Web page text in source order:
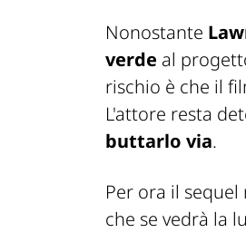
Nonostante
verde al
rischio è che il
L'attore resta
buttarlo via.
Per ora il
che se vedrà la